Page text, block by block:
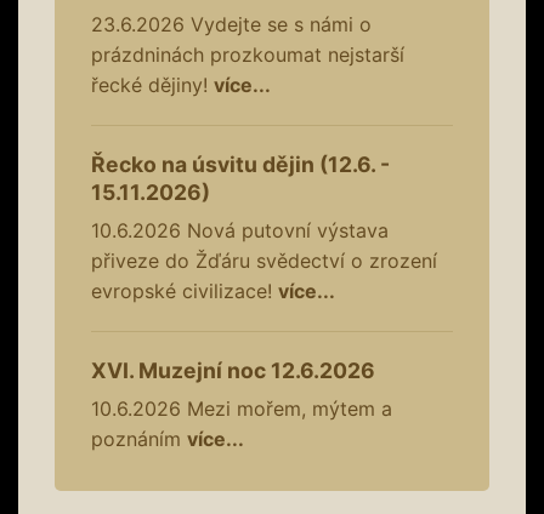
23.6.2026 Vydejte se s námi o
prázdninách prozkoumat nejstarší
řecké dějiny! více...
Řecko na úsvitu dějin (12.6. -
15.11.2026)
10.6.2026 Nová putovní výstava
přiveze do Žďáru svědectví o zrození
evropské civilizace! více...
XVI. Muzejní noc 12.6.2026
10.6.2026 Mezi mořem, mýtem a
poznáním více...